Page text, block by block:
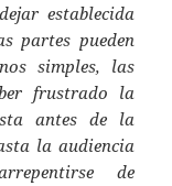
establecida
partes pueden
simples, las
frustrado la
antes de la
la audiencia
de